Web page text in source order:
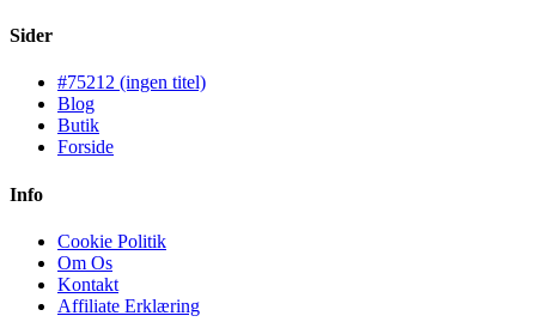
Sider
#75212 (ingen titel)
Blog
Butik
Forside
Info
Cookie Politik
Om Os
Kontakt
Affiliate Erklæring